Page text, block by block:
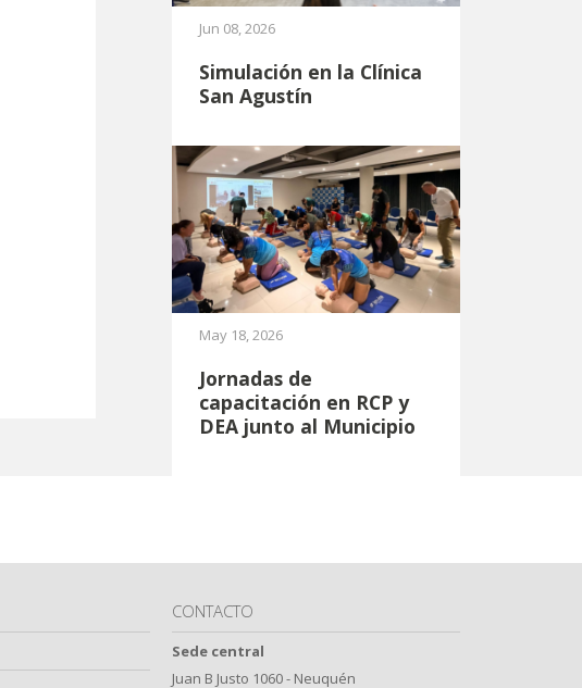
Jun 08, 2026
Simulación en la Clínica
San Agustín
May 18, 2026
Jornadas de
capacitación en RCP y
DEA junto al Municipio
CONTACTO
Sede central
Juan B Justo 1060 - Neuquén